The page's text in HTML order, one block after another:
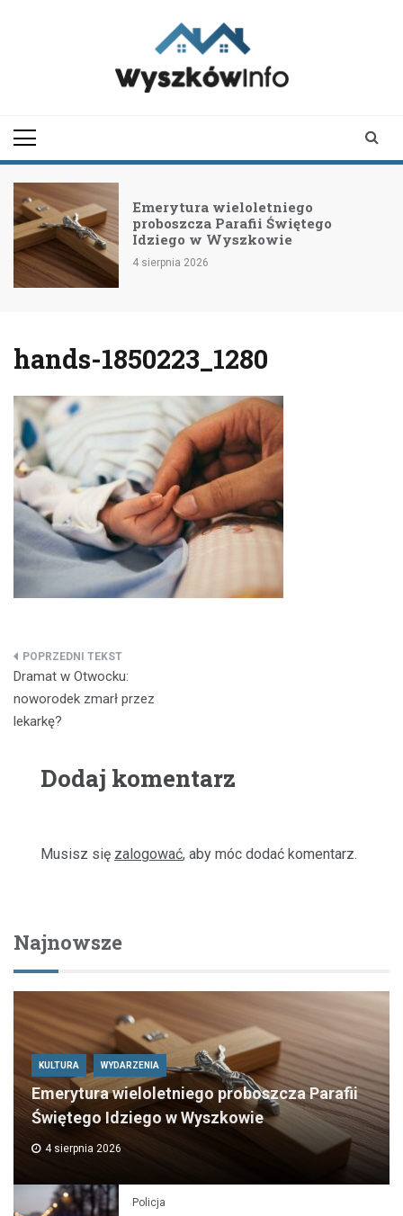
Emerytura wieloletniego
proboszcza Parafii Świętego
Idziego w Wyszkowie
4 sierpnia 2026
hands-1850223_1280
Nawigacja
wpisu
Dramat w Otwocku:
noworodek zmarł przez
lekarkę?
Dodaj komentarz
Musisz się zalogować, aby móc dodać komentarz.
Najnowsze
KULTURA WYDARZENIA
Emerytura wieloletniego proboszcza Parafii
Świętego Idziego w Wyszkowie
4 sierpnia 2026
Policja